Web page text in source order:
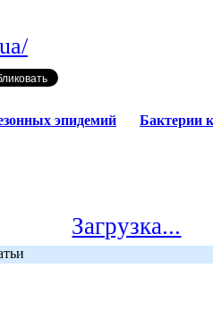
эпидемий
Бактерии
Загрузка...